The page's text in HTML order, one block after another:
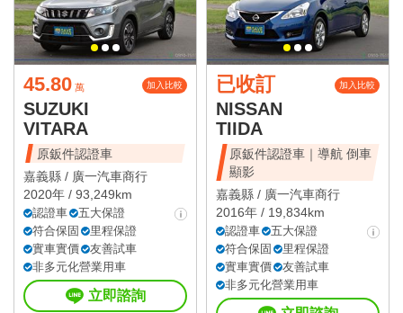
45.80 萬 加入比較
SUZUKI
VITARA
原鈑件認證車
嘉義縣 / 廣一汽車商行
2020年 / 93,249km
認證車
五大保證
符合保固
里程保證
實車實價
友善試車
非多元化營業用車
立即諮詢
已收訂 加入比較
NISSAN
TIIDA
原鈑件認證車｜導航 倒車
顯影
嘉義縣 / 廣一汽車商行
2016年 / 19,834km
認證車
五大保證
符合保固
里程保證
實車實價
友善試車
非多元化營業用車